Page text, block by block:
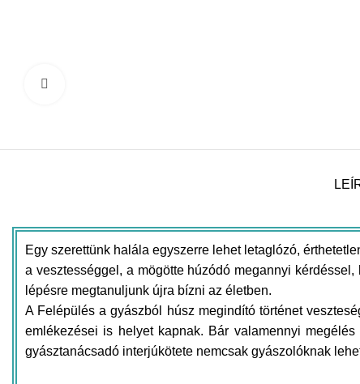
Egy szerettünk halála egyszerre lehet letaglózó,
a vesztességgel, a mögötte húzódó megannyi
lépésre megtanuljunk újra bízni az életben.
A Felépülés a gyászból húsz megindító történet
emlékezései is helyet kapnak. Bár valamennyi
gyásztanácsadó interjúkötete nemcsak gyászolóknak